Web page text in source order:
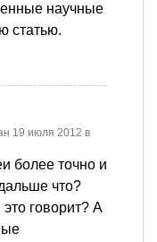
научные
статью.
19 июля 2012 в
более точно и
что?
говорит? А